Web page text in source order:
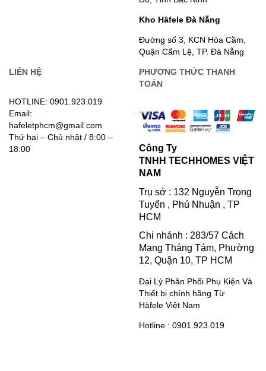
Kho Häfele Đà Nẵng
Đường số 3, KCN Hòa Cầm,
Quận Cẩm Lệ, TP. Đà Nẵng
LIÊN HỆ
HOTLINE: 0901.923.019
Email:
hafeletphcm@gmail.com
Thứ hai – Chủ nhật / 8:00 –
18:00
PHƯƠNG THỨC THANH
TOÁN
Công Ty
TNHH TECHHOMES VIỆT
NAM
Trụ sở : 132 Nguyễn Trọng
Tuyển , Phú Nhuận , TP
HCM
Chi nhánh : 283/57 Cách
Mạng Tháng Tám, Phường
12, Quận 10, TP HCM
Đại Lý Phân Phối Phụ Kiện Và
Thiết bị chính hãng Từ
Häfele Việt Nam
Hotline : 0901.923.019